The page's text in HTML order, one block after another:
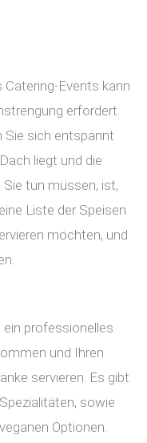
Catering-Events kann
erfordert.
Sie sich entspannt
liegt und die
tun müssen, ist,
Liste der Speisen
möchten, und
ein professionelles
und Ihren
servieren. Es gibt
sowie
Optionen.